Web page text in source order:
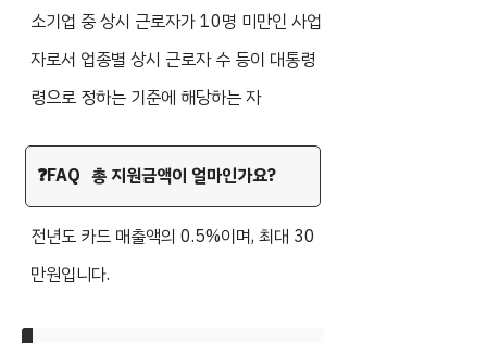
소기업 중 상시 근로자가 10명 미만인 사업
자로서 업종별 상시 근로자 수 등이 대통령
령으로 정하는 기준에 해당하는 자
총 지원금액이 얼마인가요?
전년도 카드 매출액의 0.5%이며, 최대 30
만원입니다.